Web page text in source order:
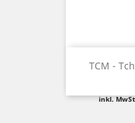
TCM -
inkl.